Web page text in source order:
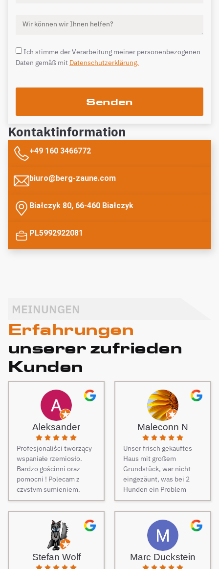
Ich stimme der Verarbeitung meiner personenbezogenen
Daten gemäß mit Datenschutzerklärung.
Senden
Kontaktinformation
+49 160 3466772
biuro@berg-zaune.com
Białczyk 80, 66-460 Białczyk
PL5992922081
Erfahrungen
unserer zufrieden
Kunden
MEINUNGEN
Aleksander
Profesjonaliści tworzący
wspaniałe rzemiosło.
Bardzo gościnni oraz
pomocni ! Polecam z
czystym sumieniem.
Maleconn N
Unser frisch gekauftes
Haus mit großem
Grundstück, war nicht
eingezäunt, was bei 2
Hunden ein Problem
darstellt. Daher musste
dringend und schnell ein
Zaun her. Auf Empfehlung
von Freunden haben wir
unseren Zaun bei Berg
Zäune beauftragt und es
keine Sekunde bereut.
Stefan Wolf Marc Duckstein